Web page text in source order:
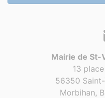
Mairie de
13
56350
Morbihan,